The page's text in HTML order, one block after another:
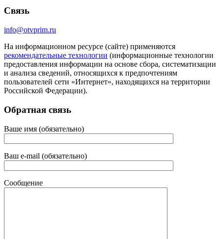
Связь
info@otvprim.ru
На информационном ресурсе (сайте) применяются
рекомендательные технологии (информационные технологии
предоставления информации на основе сбора, систематизации
и анализа сведений, относящихся к предпочтениям
пользователей сети «Интернет», находящихся на территории
Российской Федерации).
Обратная связь
Ваше имя (обязательно)
Ваш e-mail (обязательно)
Сообщение